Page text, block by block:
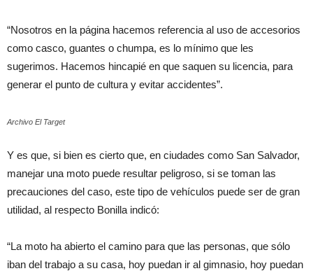
“Nosotros en la página hacemos referencia al uso de accesorios
como casco, guantes o chumpa, es lo mínimo que les
sugerimos. Hacemos hincapié en que saquen su licencia, para
generar el punto de cultura y evitar accidentes”.
Archivo El Target
Y es que, si bien es cierto que, en ciudades como San Salvador,
manejar una moto puede resultar peligroso, si se toman las
precauciones del caso, este tipo de vehículos puede ser de gran
utilidad, al respecto Bonilla indicó:
“La moto ha abierto el camino para que las personas, que sólo
iban del trabajo a su casa, hoy puedan ir al gimnasio, hoy puedan